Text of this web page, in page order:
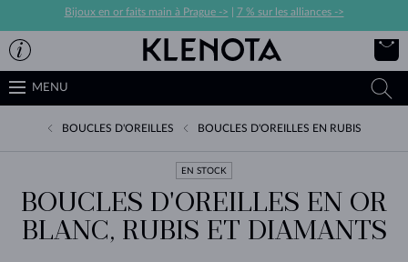
Bijoux en or faits main à Prague -> 7 % sur les alliances ->
MENU
BOUCLES D'OREILLES BOUCLES D'OREILLES EN RUBIS
EN STOCK
BOUCLES D'OREILLES EN OR
BLANC, RUBIS ET DIAMANTS